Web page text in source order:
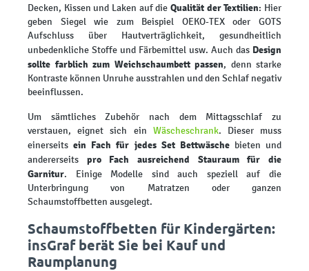
Decken, Kissen und Laken auf die Qualität der Textilien: Hier
geben Siegel wie zum Beispiel OEKO-TEX oder GOTS
Aufschluss über Hautverträglichkeit, gesundheitlich
unbedenkliche Stoffe und Färbemittel usw. Auch das Design
sollte farblich zum Weichschaumbett passen, denn starke
Kontraste können Unruhe ausstrahlen und den Schlaf negativ
beeinflussen.
Um sämtliches Zubehör nach dem Mittagsschlaf zu
verstauen, eignet sich ein Wäscheschrank. Dieser muss
einerseitsein Fach für jedes Set Bettwäschebieten und
andererseits pro Fach ausreichend Stauraum für die
Garnitur. Einige Modelle sind auch speziell auf die
Unterbringung von Matratzen oder ganzen
Schaumstoffbetten ausgelegt.
Schaumstoffbetten für Kindergärten:
insGraf berät Sie bei Kauf und
Raumplanung